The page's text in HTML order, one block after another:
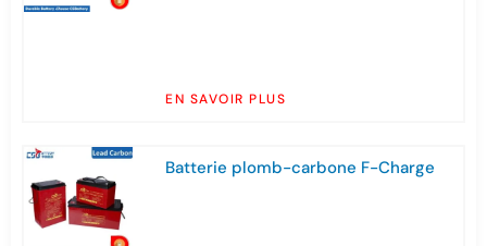
EN SAVOIR PLUS
Batterie plomb-carbone F-Charge